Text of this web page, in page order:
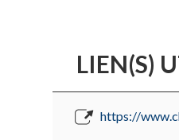
LIEN(S)
https://